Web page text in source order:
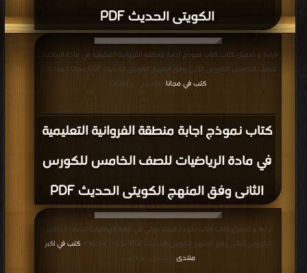
الكويتى الحديث PDF
كتاب نموذج اجابة منطقة الفروانية التعليمية
في مادة الرياضيات للصف الخامس للكورس
الثانى وفق المنهج الكويتى الحديث PDF
قراءة و تحميل كتاب كتاب نموذج اجابة منطقة الفروانية التعليمية في مادة الرياضيات
للصف الخامس للكورس الثانى وفق المنهج الكويتى الحديث PDF مجانا | مكتبة >
كتب في مجانا | التحميل : مرة/مرات
قراءة و تحميل كتاب كتاب نموذج اجابة حولي في مادة الرياضيات للصف الخامس
للكورس الثانى وفق المنهج الكويتى الحديث PDF مجانا | مكتبة >
كتب في اكبر
منتدى
| التحميل : مرة/مرات